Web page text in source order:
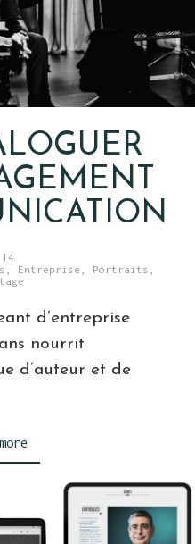
Entreprise Portraits
d’entreprise
nourrit
d’auteur et de